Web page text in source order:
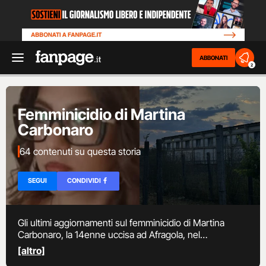
ABBONATI
2
Femminicidio di Martina
Carbonaro
64 contenuti su questa storia
SEGUI CONDIVIDI
Gli ultimi aggiornamenti sul femminicidio di Martina
Carbonaro, la 14enne uccisa ad Afragola, nel
napoletano, dal suo ex fidanzato, il 18enne Alessio
Tucci. La ragazzina era scomparsa nel tardo pomeriggio
[altro]